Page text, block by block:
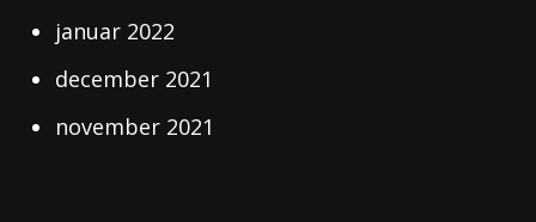
januar 2022
december 2021
november 2021